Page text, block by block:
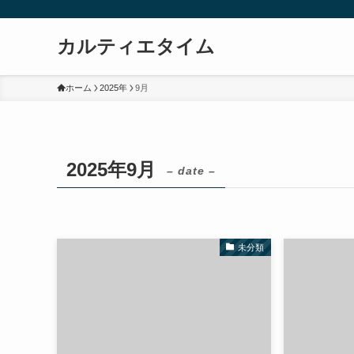
カルティエタイム
ホーム 2025年 9月
2025年9月 – date –
未分類